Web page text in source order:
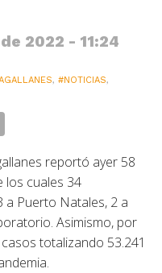
2022 - 11:24
, #NOTICIAS,
reportó ayer 58
los cuales 34
a Puerto Natales, 2 a
Asimismo, por
totalizando 53.241